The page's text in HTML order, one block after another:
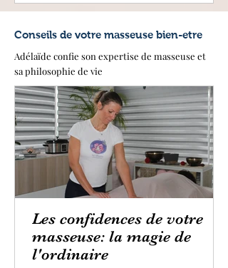
propose de passer en revue les bienfaits de
Conseils de votre masseuse bien-etre
Adélaïde confie son expertise de masseuse et
sa philosophie de vie
Les confidences de votre
masseuse: la magie de
l'ordinaire